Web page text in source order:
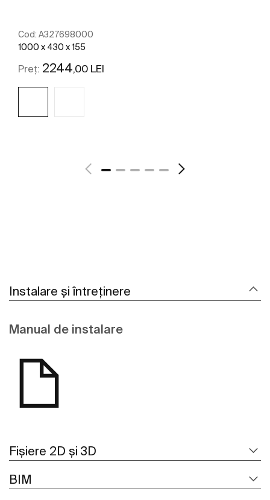
Cod: A327698000
1000 x 430 x 155
Preț: 2244,00 LEI
Instalare și întreținere
Manual de instalare
Fișiere 2D și 3D
BIM